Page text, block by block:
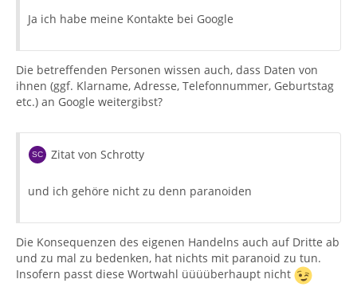
Ja ich habe meine Kontakte bei Google
Die betreffenden Personen wissen auch, dass Daten von
ihnen (ggf. Klarname, Adresse, Telefonnummer, Geburtstag
etc.) an Google weitergibst?
Zitat von Schrotty
und ich gehöre nicht zu denn paranoiden
Die Konsequenzen des eigenen Handelns auch auf Dritte ab
und zu mal zu bedenken, hat nichts mit paranoid zu tun.
Insofern passt diese Wortwahl üüüüberhaupt nicht